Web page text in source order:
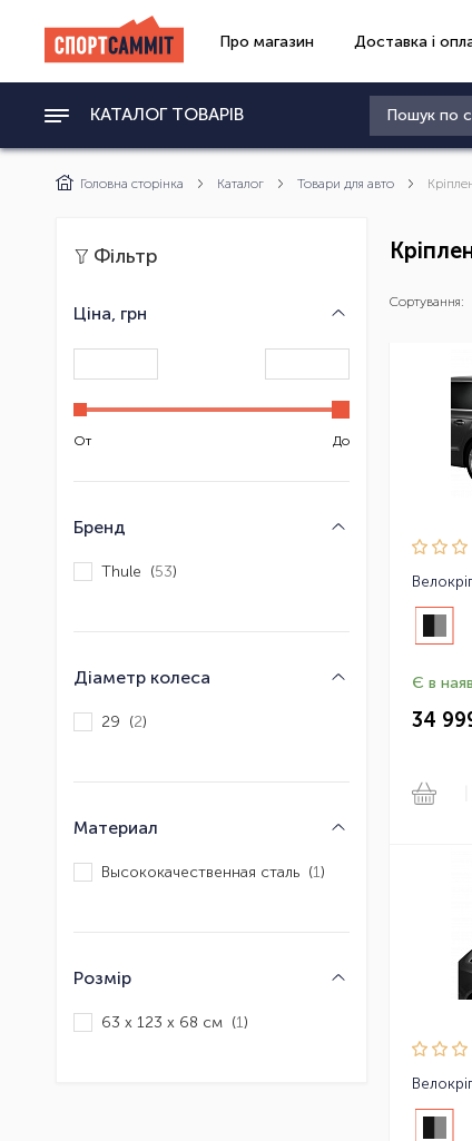
Про магазин Доставка і
КАТАЛОГ ТОВАРІВ
Головна сторінка Каталог Товари для авто
Фільтр
Ціна, грн
От До
Бренд
Thule (53)
Діаметр колеса
29 (2)
Материал
Высококачественная сталь (1)
Розмір
63 x 123 x 68 см (1)
Сортування:
Є в
34